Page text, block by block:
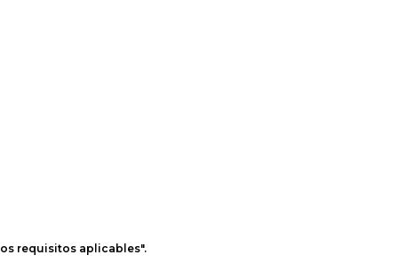
requisitos aplicables".